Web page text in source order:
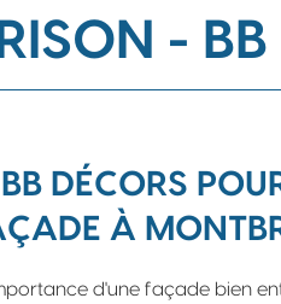
- BB
DÉCORS
À
d'une façade bien